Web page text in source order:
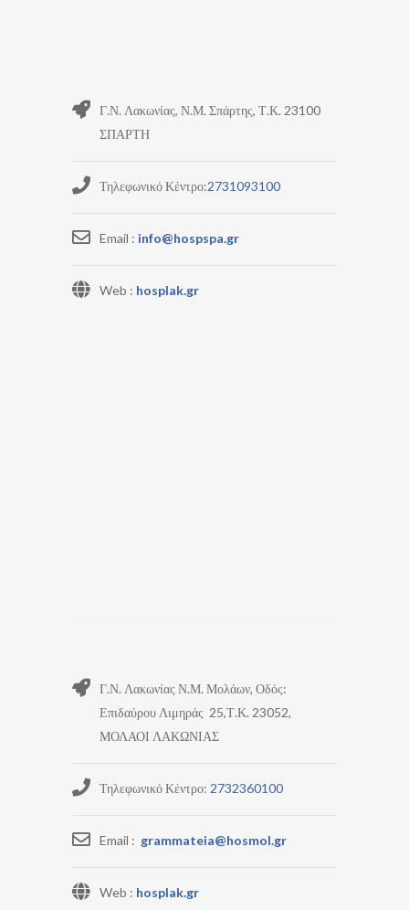
Γ.Ν. Λακωνίας, Ν.Μ. Σπάρτης, Τ.Κ. 23100
ΣΠΑΡΤΗ
Τηλεφωνικό Κέντρο:2731093100
Email : info@hospspa.gr
Web : hosplak.gr
Γ.Ν. Λακωνίας Ν.Μ. Μολάων, Οδός:
Επιδαύρου Λιμηράς 25,Τ.Κ. 23052,
ΜΟΛΑΟΙ ΛΑΚΩΝΙΑΣ
Τηλεφωνικό Κέντρο: 2732360100
Email : grammateia@hosmol.gr
Web : hosplak.gr